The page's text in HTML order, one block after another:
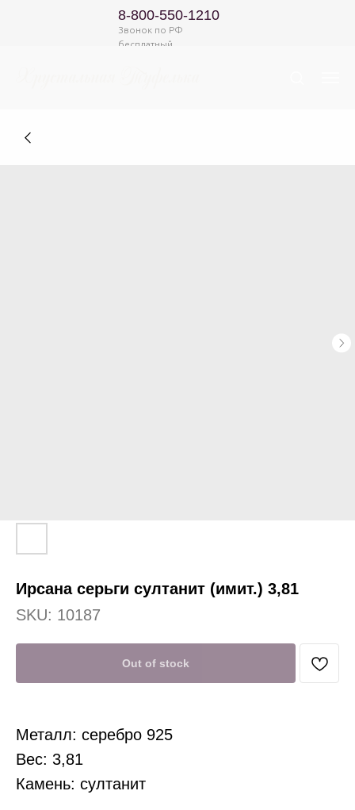
8-800-550-1210
Звонок по РФ
бесплатный
Ирсана серьги султанит (имит.) 3,81
SKU: 10187
Out of stock
Металл: серебро 925
Вес: 3,81
Камень: султанит